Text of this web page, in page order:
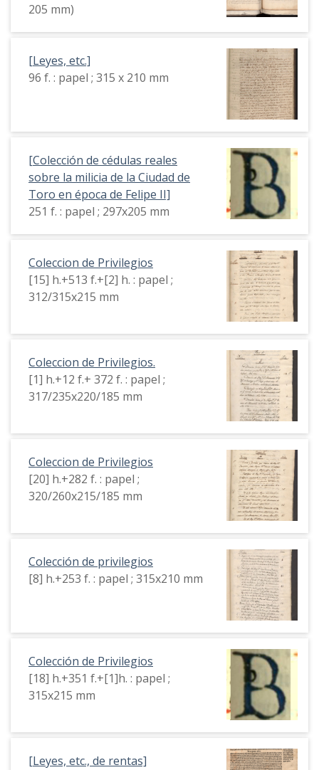
205 mm)
[Leyes, etc.]
96 f. : papel ; 315 x 210 mm
[Colección de cédulas reales
sobre la milicia de la Ciudad de
Toro en época de Felipe II]
251 f. : papel ; 297x205 mm
Coleccion de Privilegios
[15] h.+513 f.+[2] h. : papel ;
312/315x215 mm
Coleccion de Privilegios.
[1] h.+12 f.+ 372 f. : papel ;
317/235x220/185 mm
Coleccion de Privilegios
[20] h.+282 f. : papel ;
320/260x215/185 mm
Colección de privilegios
[8] h.+253 f. : papel ; 315x210 mm
Colección de Privilegios
[18] h.+351 f.+[1]h. : papel ;
315x215 mm
[Leyes, etc., de rentas]